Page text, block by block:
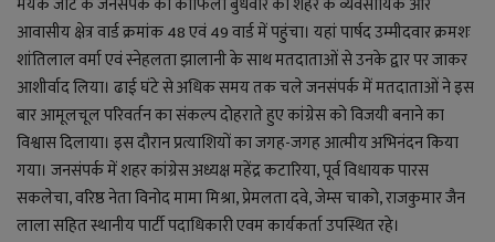
आवासीय क्षेत्र वार्ड क्रमांक 48 एवं 49 वार्ड में पहुंचा। यहां पार्षद उम्मीदवार क्रमशः
शांतिलाल वर्मा एवं स्नेहलता झालानी के साथ मतदाताओं से उनके द्वार पर जाकर
आशीर्वाद लिया। ढाई घंटे से अधिक समय तक चले जनसंपर्क में मतदाताओं ने इस
बार आमूलचूल परिवर्तन का संकल्प दोहराते हुए कांग्रेस को विजयी बनाने का
विश्वास दिलाया। इस दौरान प्रत्याशियों का जगह-जगह आत्मीय अभिनंदन किया
गया। जनसंपर्क में शहर कांग्रेस अध्यक्ष महेंद्र कटारिया, पूर्व विधायक पारस
सकलेचा, वरिष्ठ नेता विनोद मामा मिश्रा, प्रेमलता दवे, जेम्स चाको, राजकुमार जैन
लाला सहित स्थानीय पार्टी पदाधिकारी एवम कार्यकर्ता उपस्थित रहे।